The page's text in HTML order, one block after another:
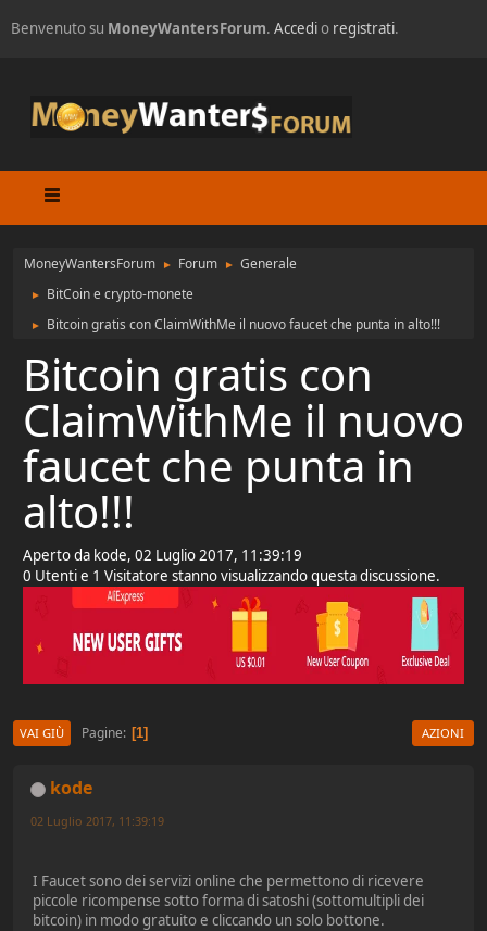
Benvenuto su MoneyWantersForum. Accedio registrati.
MoneyWantersForum ► Forum ► Generale
► BitCoin e crypto-monete
► Bitcoin gratis con ClaimWithMe il nuovo faucet che punta in alto!!!
Bitcoin gratis con
ClaimWithMe il nuovo
faucet che punta in
alto!!!
Aperto da kode, 02 Luglio 2017, 11:39:19
0 Utenti e 1 Visitatore stanno visualizzando questa discussione.
VAI GIÙ Pagine 1 AZIONI
kode
02 Luglio 2017, 11:39:19
I Faucet sono dei servizi online che permettono di ricevere
piccole ricompense sotto forma di satoshi (sottomultipli dei
bitcoin) in modo gratuito e cliccando un solo bottone.